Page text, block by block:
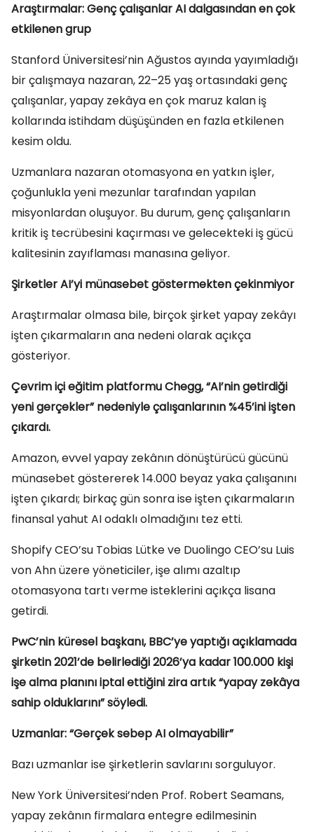
Araştırmalar: Genç çalışanlar AI dalgasından en çok
etkilenen grup
Stanford Üniversitesi’nin Ağustos ayında yayımladığı
bir çalışmaya nazaran, 22–25 yaş ortasındaki genç
çalışanlar, yapay zekâya en çok maruz kalan iş
kollarında istihdam düşüşünden en fazla etkilenen
kesim oldu.
Uzmanlara nazaran otomasyona en yatkın işler,
çoğunlukla yeni mezunlar tarafından yapılan
misyonlardan oluşuyor. Bu durum, genç çalışanların
kritik iş tecrübesini kaçırması ve gelecekteki iş gücü
kalitesinin zayıflaması manasına geliyor.
Şirketler AI’yi münasebet göstermekten çekinmiyor
Araştırmalar olmasa bile, birçok şirket yapay zekâyı
işten çıkarmaların ana nedeni olarak açıkça
gösteriyor.
Çevrim içi eğitim platformu Chegg, “AI’nin getirdiği
yeni gerçekler” nedeniyle çalışanlarının %45’ini işten
çıkardı.
Amazon, evvel yapay zekânın dönüştürücü gücünü
münasebet göstererek 14.000 beyaz yaka çalışanını
işten çıkardı; birkaç gün sonra ise işten çıkarmaların
finansal yahut AI odaklı olmadığını tez etti.
Shopify CEO’su Tobias Lütke ve Duolingo CEO’su Luis
von Ahn üzere yöneticiler, işe alımı azaltıp
otomasyona tartı verme isteklerini açıkça lisana
getirdi.
PwC’nin küresel başkanı, BBC’ye yaptığı açıklamada
şirketin 2021’de belirlediği 2026’ya kadar 100.000 kişi
işe alma planını iptal ettiğini zira artık “yapay zekâya
sahip olduklarını” söyledi.
Uzmanlar: “Gerçek sebep AI olmayabilir”
Bazı uzmanlar ise şirketlerin savlarını sorguluyor.
New York Üniversitesi’nden Prof. Robert Seamans,
yapay zekânın firmalara entegre edilmesinin